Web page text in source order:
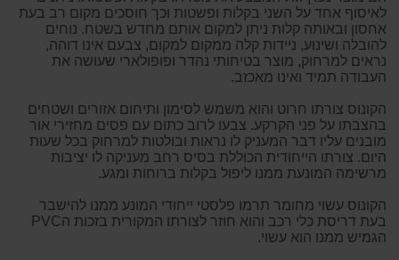
לאיסוף אחד על השני בקלות ופשטות וכך חוסכים מקום רב בעת
אחסון ובאותה קלות ניתן למקום אותם מחדש בשטח. נוחים
להובלה ושינוע, ניידות קלה ממקום למקום, צבעם אינו דוהה,
נראים למרחוק, מוצר בטיחותי נהדר ופופולארי שעושה את
העבודה תמיד ואינו מאכזב.
הקונוס צורתו חרוט והוא משמש לסימון ותיחום אזורים ושטחים
בהצבתו על פני הקרקע. צבעו לרוב כתום עם פסים מחזירי אור
מובנים עליו דבר המעניק לו נראות ובולטות למרחוק בכל שעות
היום. צורתו הייחודית הכוללת בסיס רחב מעניקה לו יציבות
מרשימה המונעת ממנו ליפול בקלות ברוחות ומגע.
הקונוס עשוי מחומר תרמו פלסטי ייחודי המונע ממנו להישבר
בעת דריסת כלי רכב והוא חוזר לצורתו המקורית בזכות הPVC
הגמיש ממנו הוא עשוי.